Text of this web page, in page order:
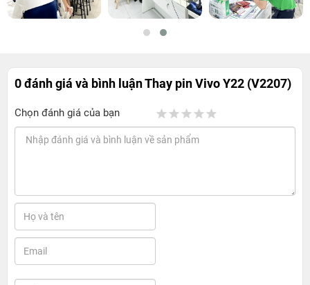
0 đánh giá và bình luậnThay pin Vivo Y22 (V2207)
Chọn đánh giá của bạn